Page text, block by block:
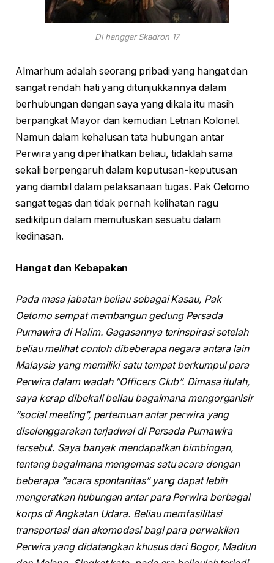
Di hanggar Skadron 17
Almarhum adalah seorang pribadi yang hangat dan
sangat rendah hati yang ditunjukkannya dalam
berhubungan dengan saya yang dikala itu masih
berpangkat Mayor dan kemudian Letnan Kolonel.
Namun dalam kehalusan tata hubungan antar
Perwira yang diperlihatkan beliau, tidaklah sama
sekali berpengaruh dalam keputusan-keputusan
yang diambil dalam pelaksanaan tugas. Pak Oetomo
sangat tegas dan tidak pernah kelihatan ragu
sedikitpun dalam memutuskan sesuatu dalam
kedinasan.
Hangat dan Kebapakan
Pada masa jabatan beliau sebagai Kasau, Pak
Oetomo sempat membangun gedung Persada
Purnawira di Halim. Gagasannya terinspirasi setelah
beliau melihat contoh dibeberapa negara antara lain
Malaysia yang memiliki satu tempat berkumpul para
Perwira dalam wadah “Officers Club”. Dimasa itulah,
saya kerap dibekali beliau bagaimana mengorganisir
“social meeting”, pertemuan antar perwira yang
diselenggarakan terjadwal di Persada Purnawira
tersebut. Saya banyak mendapatkan bimbingan,
tentang bagaimana mengemas satu acara dengan
beberapa “acara spontanitas” yang dapat lebih
mengeratkan hubungan antar para Perwira berbagai
korps di Angkatan Udara. Beliau memfasilitasi
transportasi dan akomodasi bagi para perwakilan
Perwira yang didatangkan khusus dari Bogor, Madiun